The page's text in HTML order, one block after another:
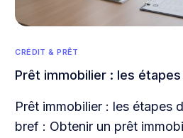
CRÉDIT & PRÊT
Prêt immobilier : les étapes
Prêt immobilier : les étapes
bref : Obtenir un prêt